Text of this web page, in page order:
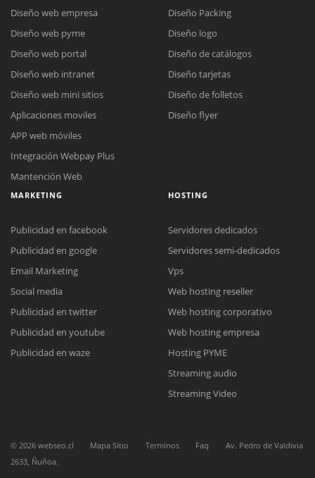
Reunión online
Nuestros ejecutivos le enviarán un correo electrónico con el enlace a
Meet para la reunión online.
Cotización
Chat Online
Todos nuestros ejecutivos están fuera de línea. Complete el formulario
Diseño web empresa
Diseño web pyme
Diseño web portal
Diseño web intranet
Diseño web mini sitios
Aplicaciones moviles
APP web móviles
Integración Webpay Plus
Mantención Web
Diseño Packing
Diseño logo
Diseño de catálogos
Diseño tarjetas
Diseño de folletos
Diseño flyer
MARKETING
Publicidad en facebook
Publicidad en google
Email Marketing
Social media
Publicidad en twitter
Publicidad en youtube
Publicidad en waze
HOSTING
Servidores dedicados
Servidores semi-dedicados
Vps
Web hosting reseller
Web hosting corporativo
Web hosting empresa
Hosting PYME
Streaming audio
Streaming Video
© 2026 webseo.cl Mapa Sitio Terminos Faq
Av. Pedro de Valdivia
2633, Ñuñoa.